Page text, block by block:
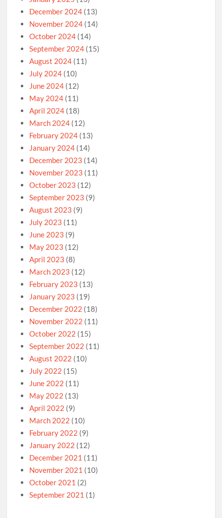
December 2024 (13)
November 2024 (14)
October 2024 (14)
September 2024 (15)
August 2024 (11)
July 2024 (10)
June 2024 (12)
May 2024 (11)
April 2024 (18)
March 2024 (12)
February 2024 (13)
January 2024 (14)
December 2023 (14)
November 2023 (11)
October 2023 (12)
September 2023 (9)
August 2023 (9)
July 2023 (11)
June 2023 (9)
May 2023 (12)
April 2023 (8)
March 2023 (12)
February 2023 (13)
January 2023 (19)
December 2022 (18)
November 2022 (11)
October 2022 (15)
September 2022 (11)
August 2022 (10)
July 2022 (15)
June 2022 (11)
May 2022 (13)
April 2022 (9)
March 2022 (10)
February 2022 (9)
January 2022 (12)
December 2021 (11)
November 2021 (10)
October 2021 (2)
September 2021 (1)